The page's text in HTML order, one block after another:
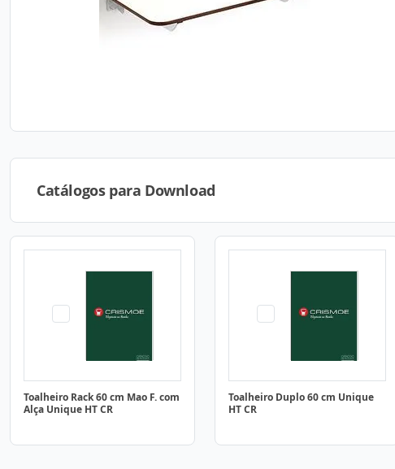
Catálogos para Download
Toalheiro Rack 60 cm Mao F. com
Alça Unique HT CR
Toalheiro Duplo 60 cm Unique
HT CR